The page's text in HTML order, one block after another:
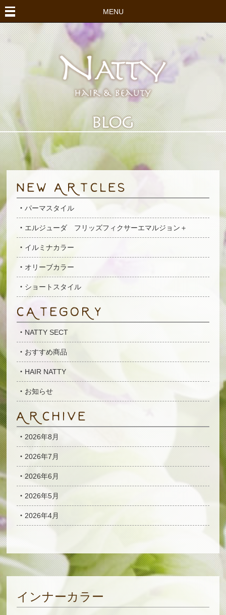
MENU
パーマスタイル
エルジューダ フリッズフィクサーエマルジョン＋
イルミナカラー
オリーブカラー
ショートスタイル
NATTY SECT
おすすめ商品
HAIR NATTY
お知らせ
2026年8月
2026年7月
2026年6月
2026年5月
2026年4月
インナーカラー